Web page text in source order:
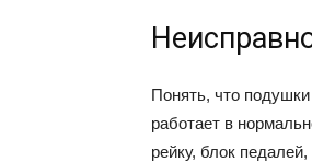
Понять, что
работает в
рейку, блок